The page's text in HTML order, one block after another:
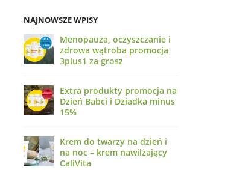
NAJNOWSZE WPISY
Menopauza, oczyszczanie i
zdrowa wątroba promocja
3plus1 za grosz
Extra produkty promocja na
Dzień Babci i Dziadka minus
15%
Krem do twarzy na dzień i
na noc – krem nawilżający
CaliVita